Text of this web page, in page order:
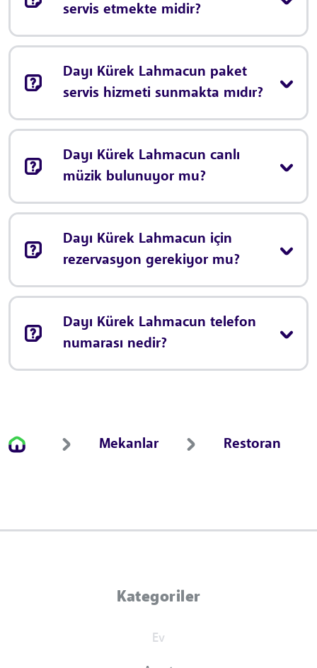
servis etmekte midir?
Dayı Kürek Lahmacun paket
servis hizmeti sunmakta mıdır?
Dayı Kürek Lahmacun canlı
müzik bulunuyor mu?
Dayı Kürek Lahmacun için
rezervasyon gerekiyor mu?
Dayı Kürek Lahmacun telefon
numarası nedir?
Mekanlar Restoran
Kategoriler
Ev